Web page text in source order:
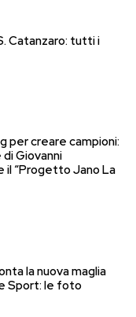
Catanzaro: tutti i
per creare campioni:
Giovanni
il “Progetto Jano La
la nuova maglia
Sport: le foto